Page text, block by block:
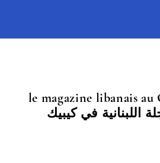
le magazine libanais au
اللبنانية في كيبيك